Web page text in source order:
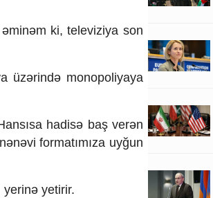
ki, televiziya son
üzərində monopoliyaya
hadisə baş verən
formatımıza uyğun
yerinə yetirir.